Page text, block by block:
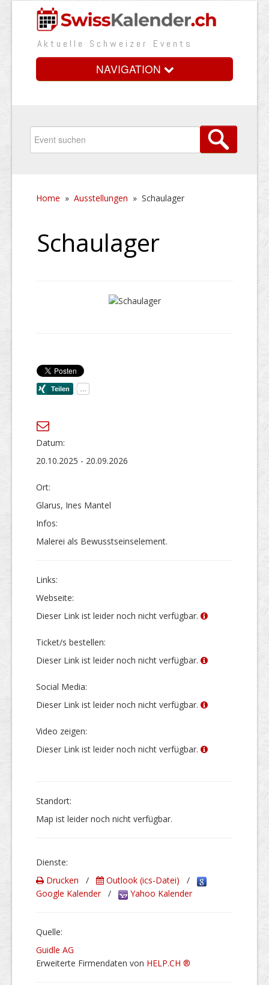
Aktuelle Schweizer Events
NAVIGATION
Vorteile
Medienbooster
Event erfassen
Home » Ausstellungen » Schaulager
Schaulager
Datum:
20.10.2025 - 20.09.2026
Ort:
Glarus, Ines Mantel
Infos:
Malerei als Bewusstseinselement.
Links:
Webseite:
Dieser Link ist leider noch nicht verfügbar.
Ticket/s bestellen:
Dieser Link ist leider noch nicht verfügbar.
Social Media:
Dieser Link ist leider noch nicht verfügbar.
Video zeigen:
Dieser Link ist leider noch nicht verfügbar.
Stand­ort:
Map ist leider noch nicht verfügbar.
Dienste:
Drucken / Outlook (ics-Datei) /
Google Kalender/ Yahoo Kalender
Quelle:
Guidle AG
Erweiterte Firmendaten von HELP.CH ®